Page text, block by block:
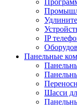
IP
Панельные
Шасси